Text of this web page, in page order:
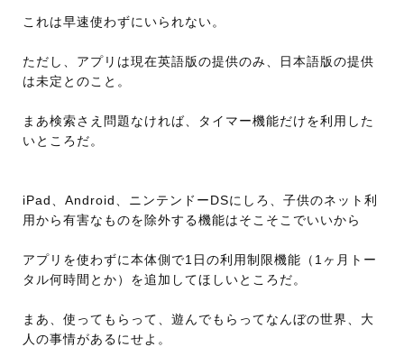
これは早速使わずにいられない。
ただし、アプリは現在英語版の提供のみ、日本語版の提供
は未定とのこと。
まあ検索さえ問題なければ、タイマー機能だけを利用した
いところだ。
iPad、Android、ニンテンドーDSにしろ、子供のネット利
用から有害なものを除外する機能はそこそこでいいから
アプリを使わずに本体側で1日の利用制限機能（1ヶ月トー
タル何時間とか）を追加してほしいところだ。
まあ、使ってもらって、遊んでもらってなんぼの世界、大
人の事情があるにせよ。